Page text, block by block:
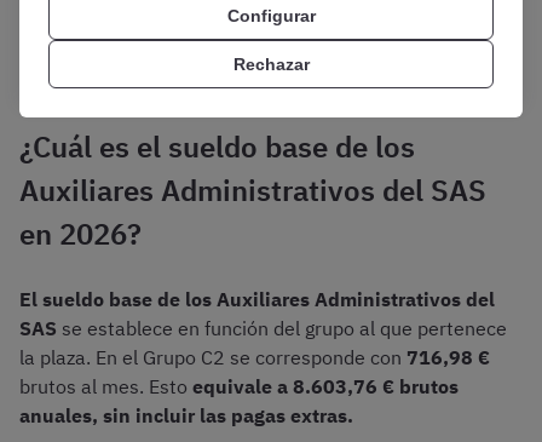
Administrativas del Servicio Andaluz de Salud serán las
siguientes.
¿Cuál es el sueldo base de los
Auxiliares Administrativos del SAS
en 2026?
El sueldo base de los Auxiliares Administrativos del
SAS se establece en función del grupo al que pertenece
la plaza. En el Grupo C2 se corresponde con 716,98 €
brutos al mes. Esto equivale a 8.603,76 € brutos
anuales, sin incluir las pagas extras.
Configurar
Rechazar